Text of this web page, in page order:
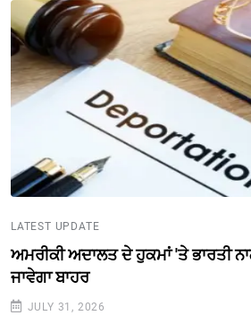
LATEST UPDATE
ਅਮਰੀਕੀ ਅਦਾਲਤ ਦੇ ਹੁਕਮਾਂ 'ਤੇ ਭਾਰਤੀ
ਜਾਵੇਗਾ ਬਾਹਰ
JULY 31, 2026